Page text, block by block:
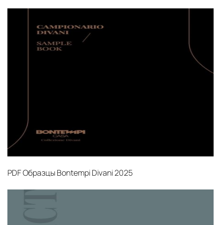
PDFОбразцы Bontempi Divani 2025